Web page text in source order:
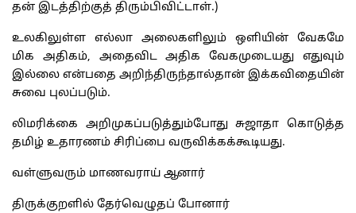
தன் இடத்திற்குத் திரும்பிவிட்டாள்.)
உலகிலுள்ள எல்லா அலைகளிலும் ஒளியின் வேகமே
மிக அதிகம், அதைவிட அதிக வேகமுடையது எதுவும்
இல்லை என்பதை அறிந்திருந்தால்தான் இக்கவிதையின்
சுவை புலப்படும்.
லிமரிக்கை அறிமுகப்படுத்தும்போது சுஜாதா கொடுத்த
தமிழ் உதாரணம் சிரிப்பை வருவிக்கக்கூடியது.
வள்ளுவரும் மாணவராய் ஆனார்
திருக்குறளில் தேர்வெழுதப் போனார்